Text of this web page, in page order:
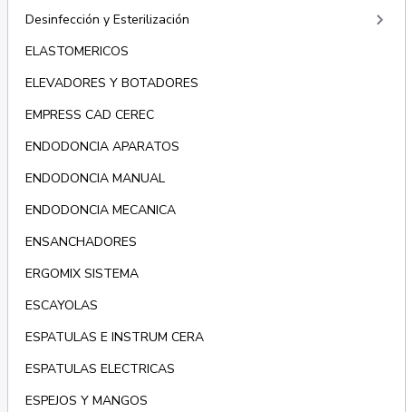
Desinfección y Esterilización keyboard_arrow_right
ELASTOMERICOS
ELEVADORES Y BOTADORES
EMPRESS CAD CEREC
ENDODONCIA APARATOS
ENDODONCIA MANUAL
ENDODONCIA MECANICA
ENSANCHADORES
ERGOMIX SISTEMA
ESCAYOLAS
ESPATULAS E INSTRUM CERA
ESPATULAS ELECTRICAS
ESPEJOS Y MANGOS